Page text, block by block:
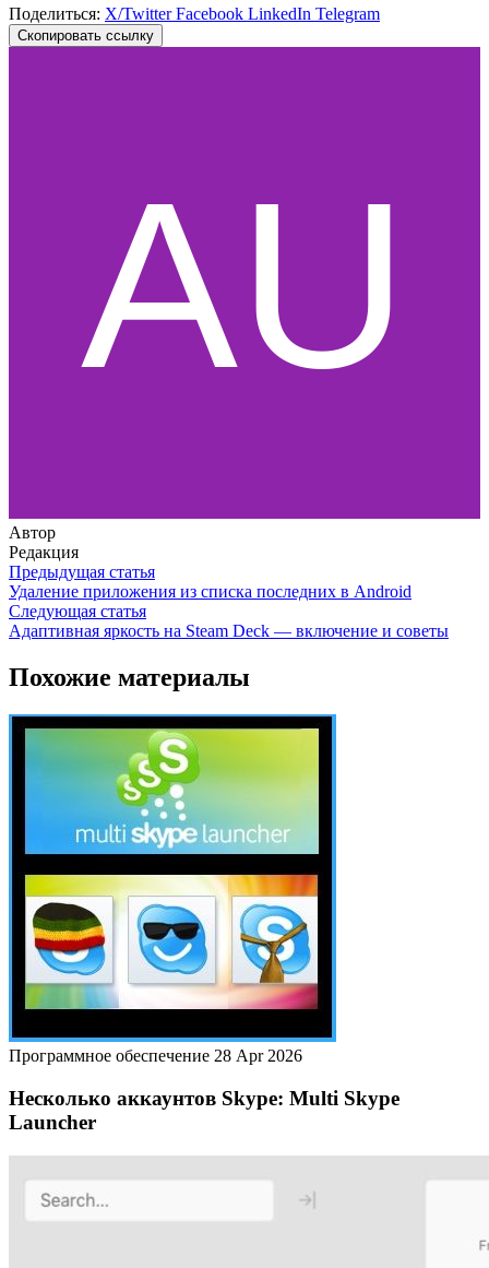
Поделиться: X/TwitterFacebook LinkedIn Telegram
Скопировать ссылку
Автор
Редакция
Предыдущая статья
Удаление приложения из списка последних в Android
Следующая статья
Адаптивная яркость на Steam Deck — включение и советы
Похожие материалы
Программное обеспечение 28 Apr 2026
Несколько аккаунтов Skype: Multi Skype
Launcher